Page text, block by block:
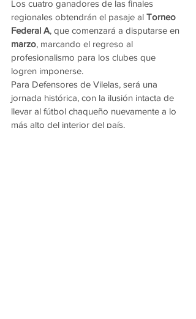
Los cuatro ganadores de las finales
regionales obtendrán el pasaje al Torneo
Federal A, que comenzará a disputarse en
marzo, marcando el regreso al
profesionalismo para los clubes que
logren imponerse.
Para Defensores de Vilelas, será una
jornada histórica, con la ilusión intacta de
llevar al fútbol chaqueño nuevamente a lo
más alto del interior del país.